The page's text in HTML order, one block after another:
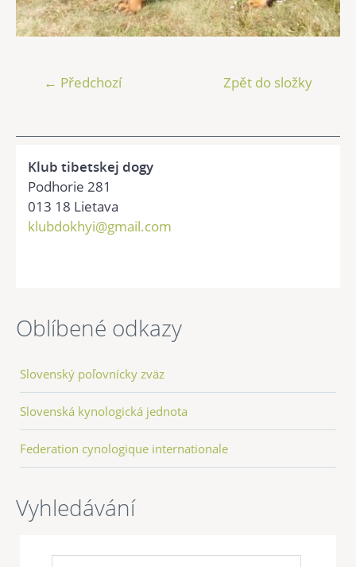
← Předchozí Zpět do složky
Klub tibetskej dogy
Podhorie 281
013 18 Lietava
klubdokhyi@gmail.com
Oblíbené odkazy
Slovenský poľovnícky zväz
Slovenská kynologická jednota
Federation cynologique internationale
Vyhledávání